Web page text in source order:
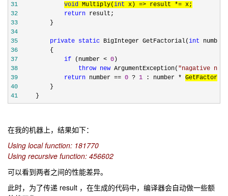
31
void Multiply(int x) => result *=
32
return
33
34
35
private static BigInteger GetFactorial(int
36
37
if (number < 0
38
throw new ArgumentException( "nagative
39
return number == 0 ? 1 : number *
40
41
     }
在我的机器上，结果如下：
Using local function: 181770
Using recursive function: 456602
可以看到两者之间的性能差异。
此时，为了传递 result ，在生成的代码中，编译器会自动做一些额